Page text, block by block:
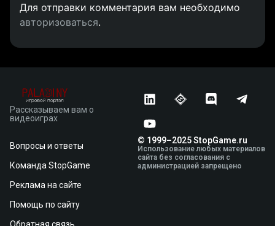
Для отправки комментария вам необходимо
авторизоваться.
Рассказываем вам о
видеоиграх
Вопросы и ответы
Команда StopGame
Реклама на сайте
Помощь по сайту
© 1999–2025 StopGame.ru
Использование любых материалов
сайта без согласования с
администрацией запрещено